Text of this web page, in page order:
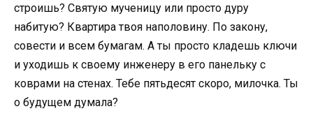
строишь? Святую мученицу или просто дуру
набитую? Квартира твоя наполовину. По закону,
совести и всем бумагам. А ты просто кладешь ключи
и уходишь к своему инженеру в его панельку с
коврами на стенах. Тебе пятьдесят скоро, милочка. Ты
о будущем думала?